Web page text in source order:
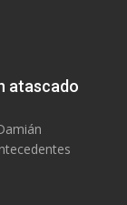
atascado